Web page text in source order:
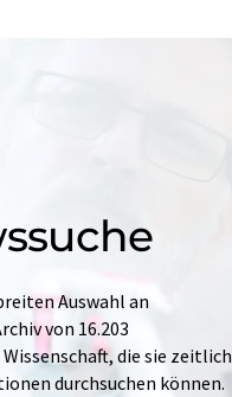
Auswahl an
von 16.203
die sie zeitlich
durchsuchen können.